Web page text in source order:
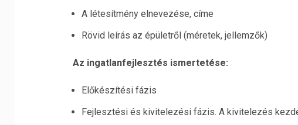
A létesítmény elnevezése, címe
Rövid leírás az épületről (méretek, jellemzők)
Az ingatlanfejlesztés ismertetése:
Előkészítési fázis
Fejlesztési és kivitelezési fázis. A kivitelezés